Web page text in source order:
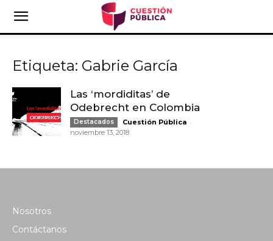
Etiqueta: Gabrie García
Las ‘mordiditas’ de
Odebrecht en Colombia
Destacados Cuestión Pública -
noviembre 13, 2018
Nosotros
Contáctanos